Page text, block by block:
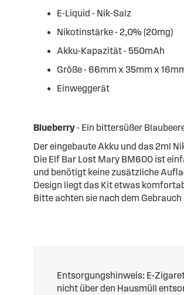
E-Liquid - Nik-Salz
Nikotinstärke - 2,0% (20mg)
Akku-Kapazität - 550mAh
Größe - 66mm x 35mm x
Einweggerät
Blueberry- Ein bittersüßer
Der eingebaute Akku und das 2ml
Die Elf Bar Lost Mary BM600 ist
und benötigt keine zusätzliche
Design liegt das Kit etwas
Bitte achten sie nach dem
Entsorgungshinweis: E-
nicht über den Hausmüll